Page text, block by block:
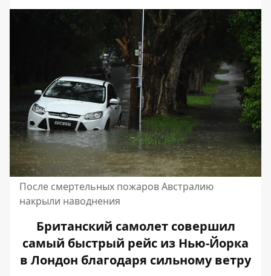
После смертельных пожаров Австралию
накрыли наводнения
Британский самолет совершил
самый быстрый рейс из Нью-Йорка
в Лондон благодаря сильному ветру